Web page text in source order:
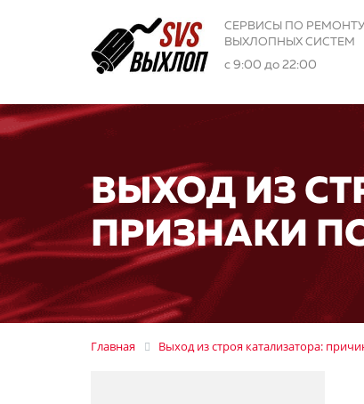
СЕРВИСЫ ПО РЕМОНТУ
ВЫХЛОПНЫХ СИСТЕМ
с 9:00 до 22:00
ВЫХОД ИЗ
ПРИЗНАКИ
Главная Выход из строя катализатора: